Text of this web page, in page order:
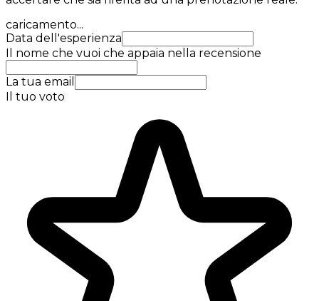
caricamento...
Data dell'esperienza
Il nome che vuoi che appaia nella recensione
La tua email
Il tuo voto